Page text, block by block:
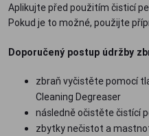
Aplikujte před použitím čisticí
Pokud je to možné, použijte
Doporučený postup údržby
zbraň vyčistěte pomocí
Cleaning Degreaser
následně očistěte čistící
zbytky nečistot a